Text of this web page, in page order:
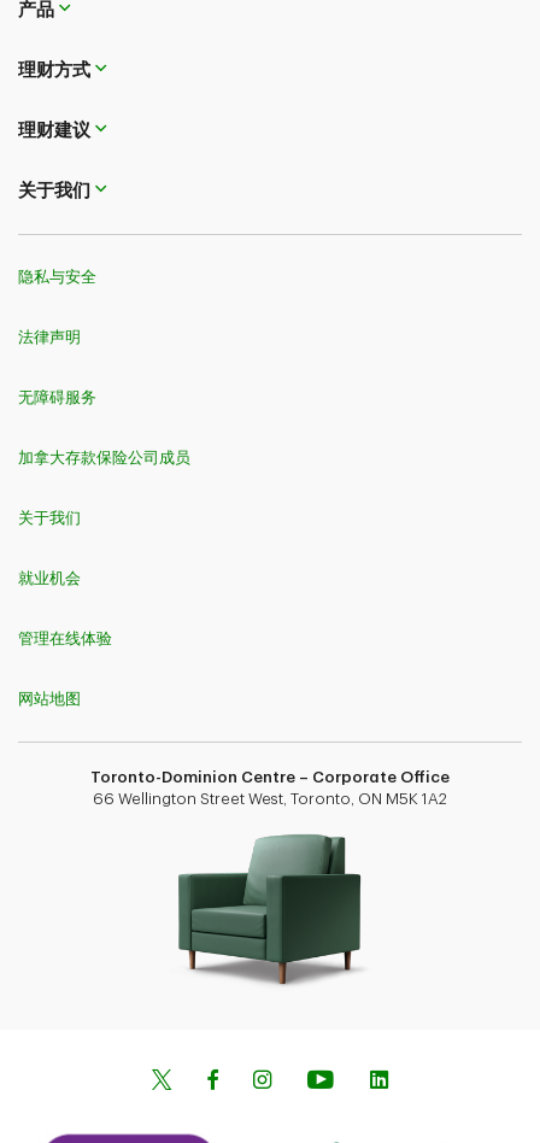
产品
理财方式
理财建议
关于我们
隐私与安全
法律声明
无障碍服务
加拿大存款保险公司成员
关于我们
就业机会
管理在线体验
网站地图
Toronto-Dominion Centre – Corporate Office
66 Wellington Street West, Toronto, ON M5K 1A2